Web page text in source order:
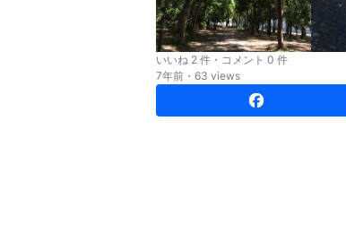
いいね 2 件・コメント 0 件
7年前・63 views